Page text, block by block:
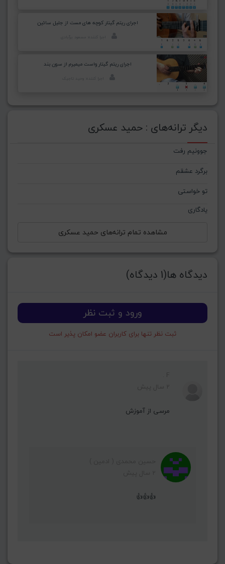
اجرای ریتم گیتار کوچه های مست از جلیل سائین
اجرای ریتم گیتار واست میمیرم از سون بند
دیگر ترانه‌های : حمید عسکری
جوونیم رفت
برگرد عشقم
تو خواستی
یادگاری
مشاهده تمام ترانه‌های حمید عسکری
دیدگاه ها(1 دیدگاه)
ورود و ثبت نظر
ثبت نظر تنها برای کاربران عضو امکان پذیر است
مرسی از آموزش
👍👍👍